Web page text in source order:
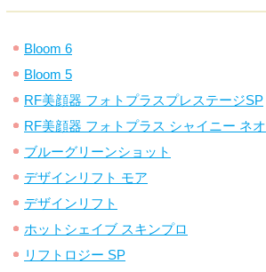
Bloom 6
Bloom 5
RF美顔器 フォトプラスプレステージSP
RF美顔器 フォトプラス シャイニー ネオ
ブルーグリーンショット
デザインリフト モア
デザインリフト
ホットシェイブ スキンプロ
リフトロジー SP